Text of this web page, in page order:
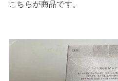
こちらが商品です。